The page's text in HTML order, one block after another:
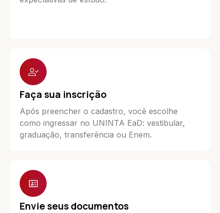
Faça sua inscrição
Após preencher o cadastro, você escolhe
como ingressar no UNINTA EaD: vestibular,
graduação, transferência ou Enem.
Envie seus documentos